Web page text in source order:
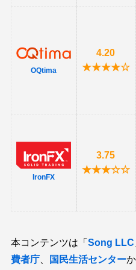
OQtima
4.20
★★★★☆
IronFX
3.75
★★★☆☆
本コンテンツは「 Song LLC
費者庁、 国民生活センター